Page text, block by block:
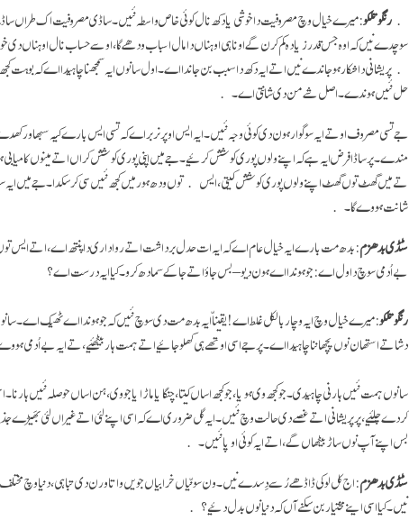
رنگو تلکو: میرے خیال وچ مصروفیت دا خوشی یا دکھ نال کوئی خاص واسطہ نئیں۔ ساڈی مصروفیت اک طراں ساڈے
سوچدے نیں کہ اوہ جس قدر زیادہ کم کرن گے اونا ہی اوہناں دا مال اسباب ودھے گا، اوسے حساب نال اوہناں دی
پریشانی دا شکار ہو جاندے نیں اتے ایہ دکھ دا سبب بن جاندا اے۔ اول سانوں ایہ سمجھنا چاہیدا اے کہ بوہت
حل نئیں ہو ندے۔ اصل شے من دی شانتی اے۔
جے تسی مصروف او تے ایہ سوگوار ہون دی کوئی وجہ نئیں۔ ایہ ایس اوپر نربر اے کہ تسی ایس بارے کیہ سبھاو
مندے۔ پر ساڈا فرض ایہ ہے کہ اپنے ولوں پوری کوشش کرئیے۔ جے میں اپنی پوری کوشش کراں اتے مینوں
تے میں گھٹ توں گھٹ اپنے ولوں پوری کوشش کیتی، ایس توں ودھ ہور میں کجھ نئیں سی کر سکدا۔ جے میں ایہ
شانت ہووے گا۔
سٹڈی بدھزم: بدھ مت بارے ایہ خیال عام اے کہ ایہ ات حدل برداشت اتے رواداری دا پنتھ اے، اتے ایس
بےاُدمی سوچ دا ول اے: جو ہوندا اے ہون دیو – بس جاؤ اتے جا کے سمادھ کرو۔ کیا ایہ درست اے؟
رنگو تلکو: میرے خیال وچ ایہ وچار بالکل غلط اے! یقیناّ ایہ بدھ مت دی سوچ نئیں کہ جو ہوندا اے ٹھیک اے۔
دشا تے استھان نوں پچھاننا چاہیدا اے۔ پر جے اسی اوتھے ہی کھلو جائیے اتے ہمت ہار بیٹھئیے، تے ایہ بےاُدمی
سانوں ہمت نئیں ہارنی چاہیدی۔ جو کجھ وی ہویا، جو کجھ اساں کیتا، چنگا یا ماڑا یا جو وی، ہن اساں حوصلہ نئیں
کردے چلئیے، پر پریشانی اتے غصے دی حالت وچ نئیں۔ ایہ گل ضروری اے کہ اسی اپنے لئی اتے غیراں لئی بھَیڑے
بس اپنے آپ نوں ساڑ بیٹھاں گے، اتے ایہ کوئی اوپا نئیں۔
سٹڈی بدھزم: اج کل لوکی ڈاڈھے رُسے دِسدے نیں۔ ون سونّیاں خرابیاں جویں واتا ورن دی تباہی، دنیا وچ مختلف
نیں۔ کیا اسی اینے مختیار بن سکنے آں کہ دنیا نوں بدل دئیے؟